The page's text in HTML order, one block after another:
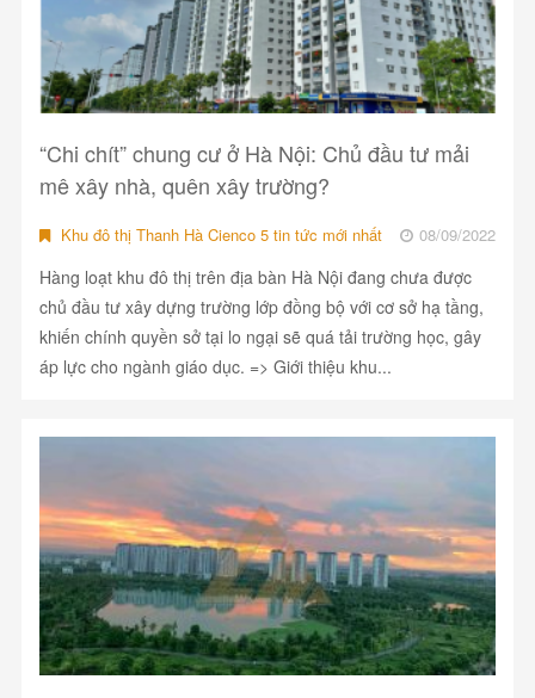
“Chi chít” chung cư ở Hà Nội: Chủ đầu tư mải
mê xây nhà, quên xây trường?
Khu đô thị Thanh Hà Cienco 5 tin tức mới nhất 08/09/2022
Hàng loạt khu đô thị trên địa bàn Hà Nội đang chưa được
chủ đầu tư xây dựng trường lớp đồng bộ với cơ sở hạ tầng,
khiến chính quyền sở tại lo ngại sẽ quá tải trường học, gây
áp lực cho ngành giáo dục. => Giới thiệu khu...